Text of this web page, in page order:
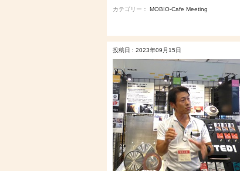
カテゴリー： MOBIO-Cafe Meeting
投稿日 : 2023年09月15日